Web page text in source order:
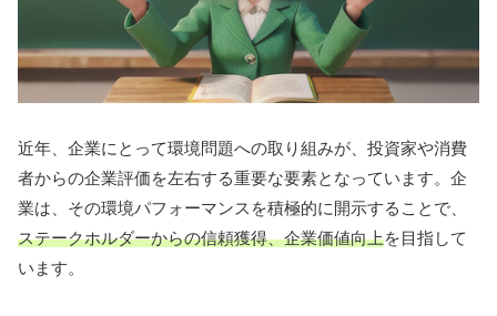
近年、企業にとって環境問題への取り組みが、投資家や消費
者からの企業評価を左右する重要な要素となっています。企
業は、その環境パフォーマンスを積極的に開示することで、
ステークホルダーからの信頼獲得、企業価値向上を目指して
います。